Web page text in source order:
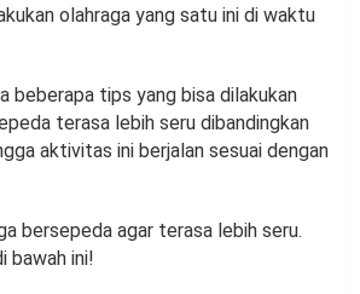
olahraga yang satu ini di waktu
beberapa tips yang bisa dilakukan
terasa lebih seru dibandingkan
aktivitas ini berjalan sesuai dengan
bersepeda agar terasa lebih seru.
bawah ini!